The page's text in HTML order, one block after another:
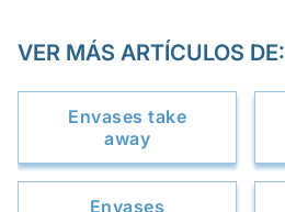
VER MÁS ARTÍCULOS DE:
Envases take
away
Envases